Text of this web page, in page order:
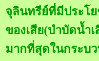
จุลินทรีย์ที่มีประโ
ของเสีย(บำบัดน้ำ
มากที่สุดในกระบ